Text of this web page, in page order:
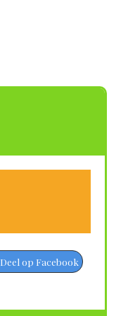
Deel op Facebook